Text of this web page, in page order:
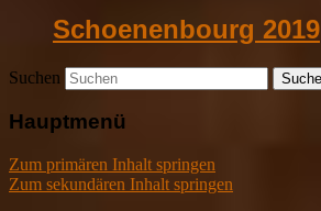
Schoenenbourg 2019
Suchen
Hauptmenü
Zum primären Inhalt springen
Zum sekundären Inhalt springen